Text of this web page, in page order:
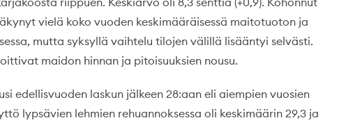
vielä koko vuoden keskimääräisessä maitotuoton ja
mutta syksyllä vaihtelu tilojen välillä lisääntyi selvästi.
maidon hinnan ja pitoisuuksien nousu.
edellisvuoden laskun jälkeen 28:aan eli aiempien vuosien
lypsävien lehmien rehuannoksessa oli keskimäärin 29,3 ja